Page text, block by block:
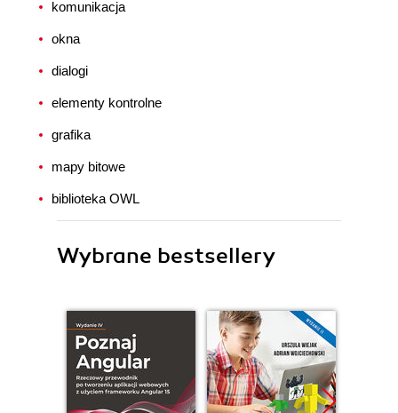
komunikacja
okna
dialogi
elementy kontrolne
grafika
mapy bitowe
biblioteka OWL
Wybrane bestsellery